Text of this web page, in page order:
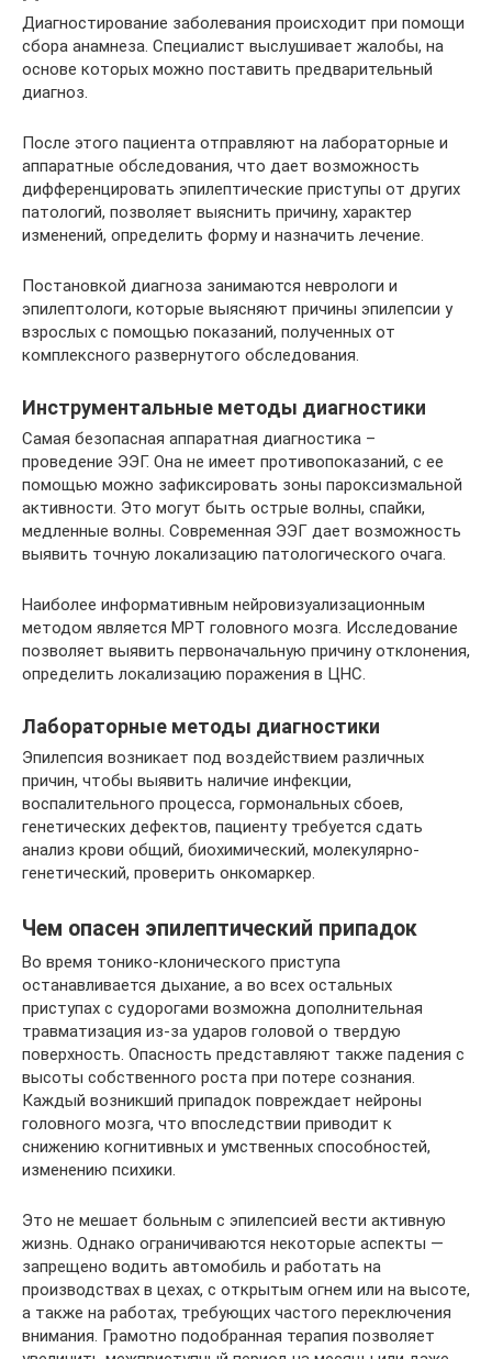
Диагностирование заболевания происходит при помощи
сбора анамнеза. Специалист выслушивает жалобы, на
основе которых можно поставить предварительный
диагноз.
После этого пациента отправляют на лабораторные и
аппаратные обследования, что дает возможность
дифференцировать эпилептические приступы от других
патологий, позволяет выяснить причину, характер
изменений, определить форму и назначить лечение.
Постановкой диагноза занимаются неврологи и
эпилептологи, которые выясняют причины эпилепсии у
взрослых с помощью показаний, полученных от
комплексного развернутого обследования.
Инструментальные методы диагностики
Самая безопасная аппаратная диагностика –
проведение ЭЭГ. Она не имеет противопоказаний, с ее
помощью можно зафиксировать зоны пароксизмальной
активности. Это могут быть острые волны, спайки,
медленные волны. Современная ЭЭГ дает возможность
выявить точную локализацию патологического очага.
Наиболее информативным нейровизуализационным
методом является МРТ головного мозга. Исследование
позволяет выявить первоначальную причину отклонения,
определить локализацию поражения в ЦНС.
Лабораторные методы диагностики
Эпилепсия возникает под воздействием различных
причин, чтобы выявить наличие инфекции,
воспалительного процесса, гормональных сбоев,
генетических дефектов, пациенту требуется сдать
анализ крови общий, биохимический, молекулярно-
генетический, проверить онкомаркер.
Чем опасен эпилептический припадок
Во время тонико-клонического приступа
останавливается дыхание, а во всех остальных
приступах с судорогами возможна дополнительная
травматизация из-за ударов головой о твердую
поверхность. Опасность представляют также падения с
высоты собственного роста при потере сознания.
Каждый возникший припадок повреждает нейроны
головного мозга, что впоследствии приводит к
снижению когнитивных и умственных способностей,
изменению психики.
Это не мешает больным с эпилепсией вести активную
жизнь. Однако ограничиваются некоторые аспекты —
запрещено водить автомобиль и работать на
производствах в цехах, с открытым огнем или на высоте,
а также на работах, требующих частого переключения
внимания. Грамотно подобранная терапия позволяет